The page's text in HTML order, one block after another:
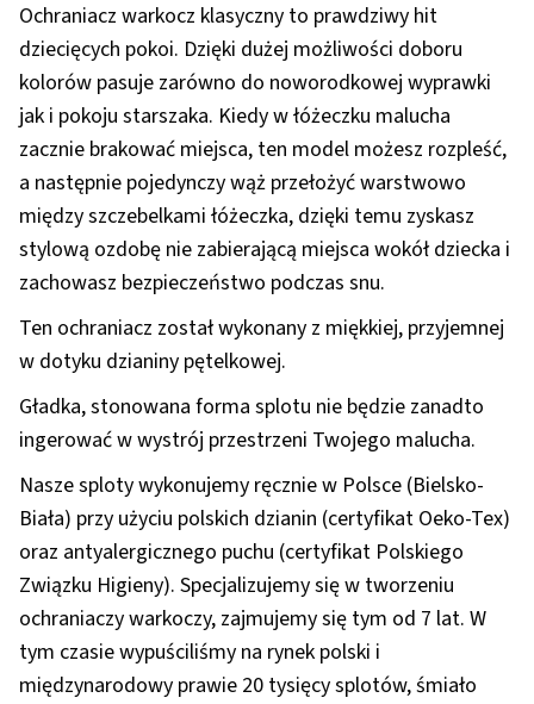
Ochraniacz warkocz klasyczny to prawdziwy hit
dziecięcych pokoi. Dzięki dużej możliwości doboru
kolorów pasuje zarówno do noworodkowej wyprawki
jak i pokoju starszaka. Kiedy w łóżeczku malucha
zacznie brakować miejsca, ten model możesz rozpleść,
a następnie pojedynczy wąż przełożyć warstwowo
między szczebelkami łóżeczka, dzięki temu zyskasz
stylową ozdobę nie zabierającą miejsca wokół dziecka i
zachowasz bezpieczeństwo podczas snu.
Ten ochraniacz został wykonany z miękkiej, przyjemnej
w dotyku dzianiny pętelkowej.
Gładka, stonowana forma splotu nie będzie zanadto
ingerować w wystrój przestrzeni Twojego malucha.
Nasze sploty wykonujemy ręcznie w Polsce (Bielsko-
Biała) przy użyciu polskich dzianin (certyfikat Oeko-Tex)
oraz antyalergicznego puchu (certyfikat Polskiego
Związku Higieny). Specjalizujemy się w tworzeniu
ochraniaczy warkoczy, zajmujemy się tym od 7 lat. W
tym czasie wypuściliśmy na rynek polski i
międzynarodowy prawie 20 tysięcy splotów, śmiało